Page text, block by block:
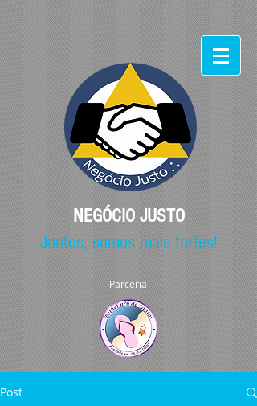
NEGÓCIO JUSTO
Juntos, somos mais fortes!
Parceria
Post